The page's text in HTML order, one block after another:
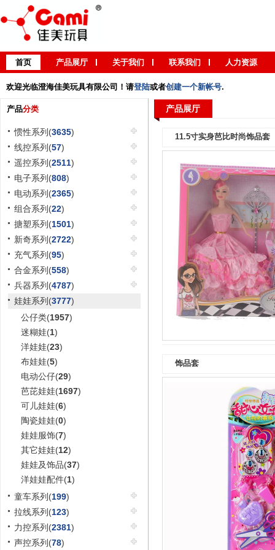
首页 产品展厅 关于我们 联系我们 人力资源
欢迎光临澄海佳美玩具有限公司！请登陆或者创建一个新帐号.
产品分类
惯性系列(3635)
线控系列(57)
遥控系列(2511)
电子系列(808)
电动系列(2365)
组合系列(22)
搪塑系列(1501)
新奇系列(2722)
充气系列(95)
合金系列(558)
兵器系列(4787)
娃娃系列(3777)
公仔类(1957)
迷糊娃(1)
洋娃娃(23)
布娃娃(5)
电动公仔(29)
芭芘娃娃(1697)
可儿娃娃(6)
陶瓷娃娃(0)
娃娃服饰(7)
其它娃娃(12)
娃娃及饰品(37)
洋娃娃配件(1)
童车系列(199)
拉线系列(123)
力控系列(2381)
声控系列(78)
产品展厅
11.5寸实身芭比时尚饰品套
饰品套